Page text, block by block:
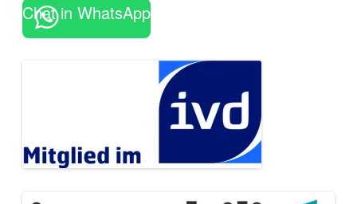
Chat in WhatsApp